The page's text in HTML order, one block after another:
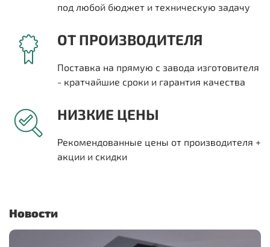
под любой бюджет и техническую задачу
ОТ ПРОИЗВОДИТЕЛЯ
Поставка на прямую с завода изготовителя
- кратчайшие сроки и гарантия качества
НИЗКИЕ ЦЕНЫ
Рекомендованные цены от производителя +
акции и скидки
Новости